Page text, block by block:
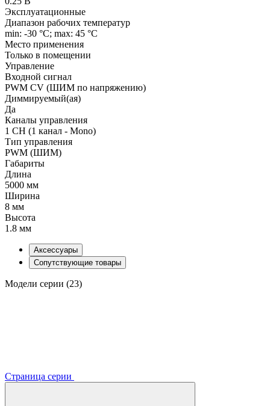
Эксплуатационные
Диапазон рабочих температур
min: -30 °C; max: 45 °C
Место применения
Только в помещении
Управление
Входной сигнал
PWM СV (ШИМ по напряжению)
Диммируемый(ая)
Да
Каналы управления
1 CH (1 канал - Mono)
Тип управления
PWM (ШИМ)
Габариты
Длина
5000 мм
Ширина
8 мм
Высота
1.8 мм
Аксессуары
Сопутствующие товары
Модели серии (23)
Страница серии